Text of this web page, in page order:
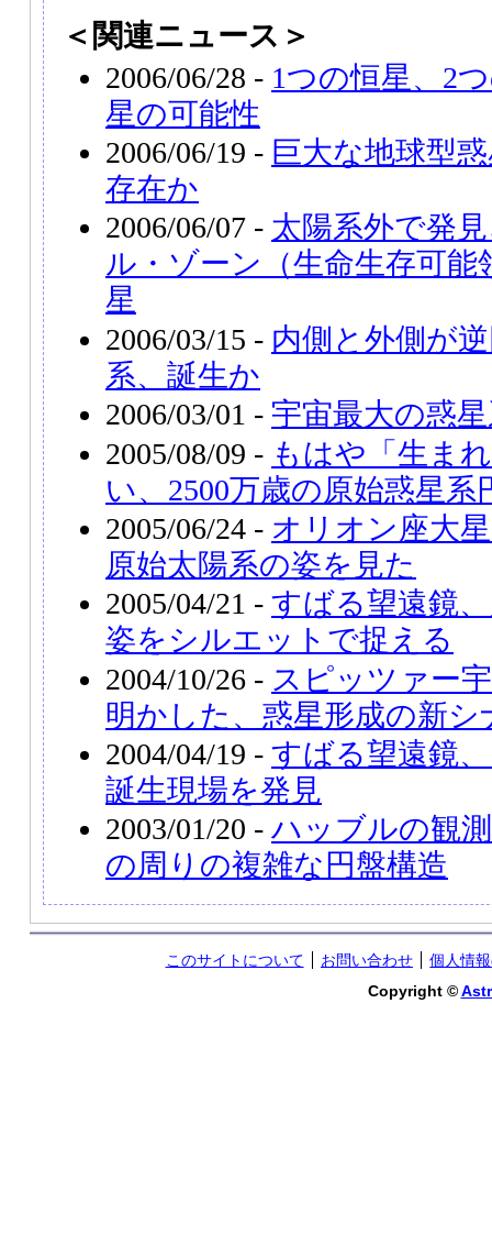
＜関連ニュース＞
2006/06/28 - 1つの恒星、2
星の可能性
2006/06/19 - 巨大な地球型
存在か
2006/06/07 - 太陽系外で発
ル・ゾーン（生命生存可能
星
2006/03/15 - 内側と外側が
系、誕生か
2006/03/01 - 宇宙最大の惑
2005/08/09 - もはや「生ま
い、2500万歳の原始惑星系
2005/06/24 - オリオン座大
原始太陽系の姿を見た
2005/04/21 - すばる望遠鏡
姿をシルエットで捉える
2004/10/26 - スピッツァー
明かした、惑星形成の新シ
2004/04/19 - すばる望遠鏡
誕生現場を発見
2003/01/20 - ハッブルの観
の周りの複雑な円盤構造
このサイトについて お問い合わせ
個人情
Copyright ©